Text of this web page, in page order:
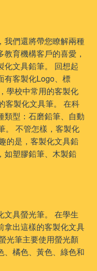
我們還將帶您瞭解兩種
育機構客戶的喜愛，
化文具鉛筆。 回想起
有客製化Logo、標
學校中常用的客製化
客製化文具筆。 在科
類型：石磨鉛筆、自動
。 不管怎樣，客製化
的是，客製化文具鉛
如塑膠鉛筆、木製鉛
文具螢光筆。 在學生
拿出這樣的客製化文具
光筆主要使用螢光顏
、橘色、黃色、綠色和